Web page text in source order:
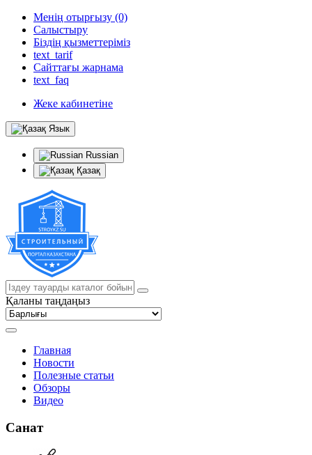
Менің отырғызу (0)
Салыстыру
Біздің қызметтеріміз
text_tarif
Сайттағы жарнама
text_faq
Жеке кабинетіне
Язык
Russian
Қазақ
Қаланы таңдаңыз
Главная
Новости
Полезные статьи
Обзоры
Видео
Санат